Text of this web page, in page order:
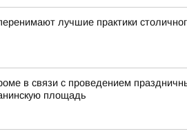
лучшие практики
в связи с проведением
площадь